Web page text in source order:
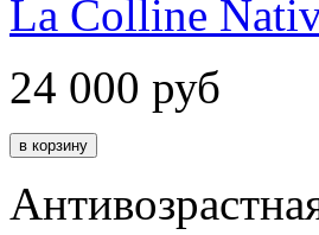
La Colline
24 000 руб